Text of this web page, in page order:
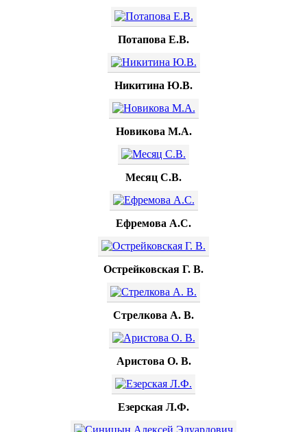
Потапова Е.В.
Никитина Ю.В.
Новикова М.А.
Месяц С.В.
Ефремова А.С.
Острейковская Г. В.
Стрелкова А. В.
Аристова О. В.
Езерская Л.Ф.